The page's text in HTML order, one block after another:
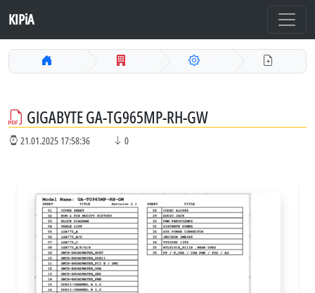
KIPiA
GIGABYTE GA-TG965MP-RH-GW
21.01.2025 17:58:36 0